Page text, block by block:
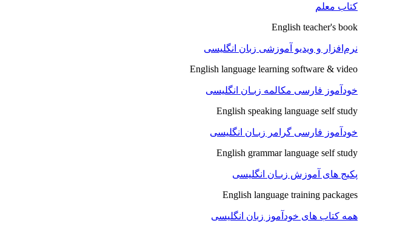
کتاب معلم
English teacher's book
نرم‌افزار و ویدیو آموزشی زبان انگلیسی
English language learning software & video
خودآموز فارسی مکالمه زبـان انگلیسی
English speaking language self study
خودآموز فارسی گرامر زبـان انگلیسی
English grammar language self study
پکیج های آموزش زبـان انگلیسی
English language training packages
همه کتاب های خودآموز زبان انگلیسی